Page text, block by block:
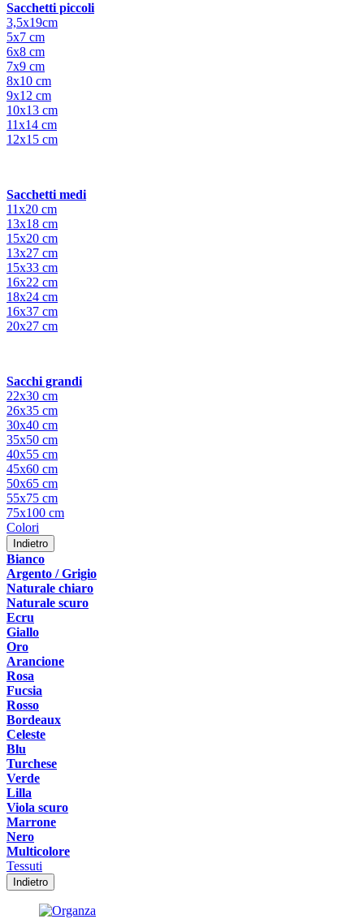
Sacchetti piccoli
3,5x19cm
5x7 cm
6x8 cm
7x9 cm
8x10 cm
9x12 cm
10x13 cm
11x14 cm
12x15 cm
Sacchetti medi
11x20 cm
13x18 cm
15x20 cm
13x27 cm
15x33 cm
16x22 cm
18x24 cm
16x37 cm
20x27 cm
Sacchi grandi
22x30 cm
26x35 cm
30x40 cm
35x50 cm
40x55 cm
45x60 cm
50x65 cm
55x75 cm
75x100 cm
Colori
Indietro
Bianco
Argento / Grigio
Naturale chiaro
Naturale scuro
Ecru
Giallo
Oro
Arancione
Rosa
Fucsia
Rosso
Bordeaux
Celeste
Blu
Turchese
Verde
Lilla
Viola scuro
Marrone
Nero
Multicolore
Tessuti
Indietro